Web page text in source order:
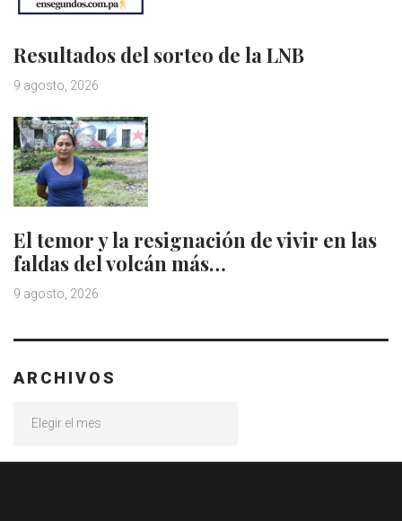
Resultados del sorteo de la LNB
9 agosto, 2026
El temor y la resignación de vivir en las
faldas del volcán más…
9 agosto, 2026
ARCHIVOS